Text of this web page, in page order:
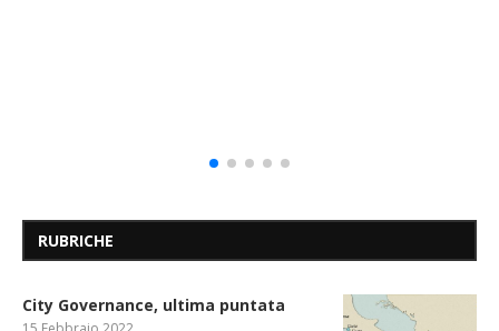
RUBRICHE
City Governance, ultima puntata